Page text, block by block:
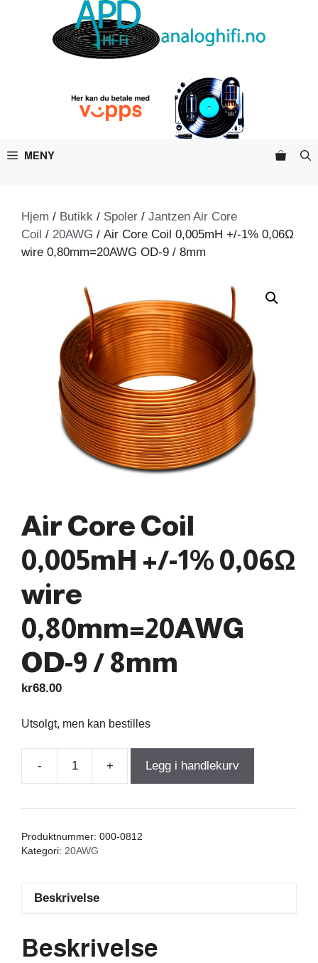
MENY
Hjem / Butikk / Spoler / Jantzen Air Core
Coil / 20AWG / Air Core Coil 0,005mH +/-1% 0,06Ω
wire 0,80mm=20AWG OD-9 / 8mm
Air Core Coil
0,005mH +/-1% 0,06Ω
wire
0,80mm=20AWG
OD-9 / 8mm
kr68.00
Utsolgt, men kan bestilles
-
Coil
+ Legg i handlekurv
Produktnummer: 000-0812
Kategori: 20AWG
Beskrivelse
Beskrivelse